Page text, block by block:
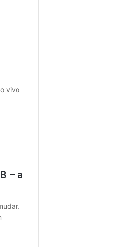
vivo
– a